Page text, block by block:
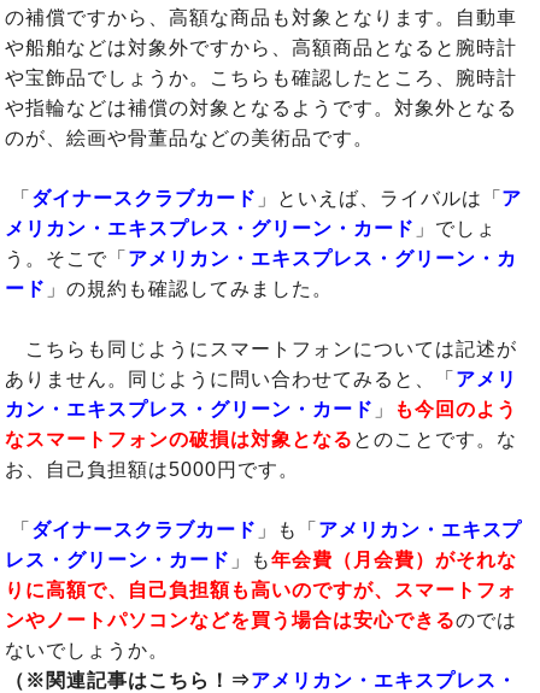
の補償ですから、高額な商品も対象となります。自動車
や船舶などは対象外ですから、高額商品となると腕時計
や宝飾品でしょうか。こちらも確認したところ、腕時計
や指輪などは補償の対象となるようです。対象外となる
のが、絵画や骨董品などの美術品です。
「 ダイナースクラブカード 」といえば、ライバルは「 ア
メリカン・エキスプレス・グリーン・カード 」でしょ
う。そこで「 アメリカン・エキスプレス・グリーン・カ
ード 」の規約も確認してみました。
こちらも同じようにスマートフォンについては記述が
ありません。同じように問い合わせてみると、「 アメリ
カン・エキスプレス・グリーン・カード 」
も今回のよう
なスマートフォンの破損は対象となる とのことです。な
お、自己負担額は5000円です。
「 ダイナースクラブカード 」も「 アメリカン・エキスプ
レス・グリーン・カード 」も年会費（月会費）がそれな
りに高額で、自己負担額も高いのですが、スマートフォ
ンやノートパソコンなどを買う場合は安心できるのでは
ないでしょうか。
（※関連記事はこちら！⇒アメリカン・エキスプレス・